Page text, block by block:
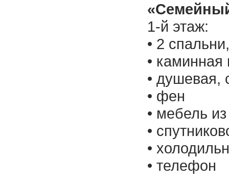
1-й этаж:
• 2
•
• душевая,
• фен
• мебель
•
•
• телефон